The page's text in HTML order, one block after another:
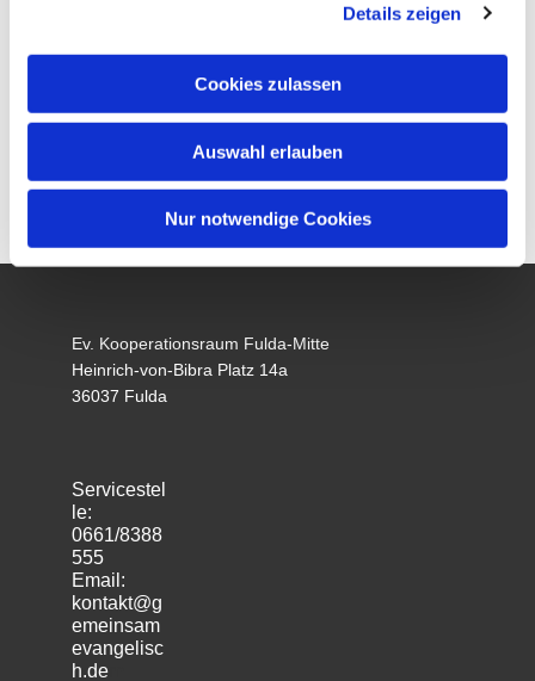
Details zeigen
Cookies zulassen
Auswahl erlauben
Nur notwendige Cookies
Ev. Kooperationsraum Fulda-Mitte
Heinrich-von-Bibra Platz 14a
36037 Fulda
Servicestel
le:
0661/8388
555
Email:
kontakt@g
emeinsam
evangelisc
h.de